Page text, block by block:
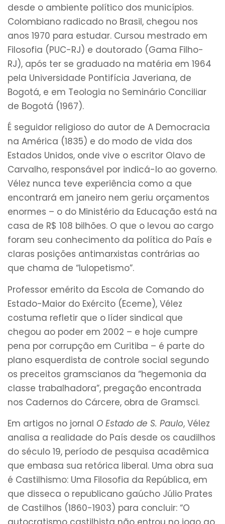
desde o ambiente político dos municípios.
Colombiano radicado no Brasil, chegou nos
anos 1970 para estudar. Cursou mestrado em
Filosofia (PUC-RJ) e doutorado (Gama Filho-
RJ), após ter se graduado na matéria em 1964
pela Universidade Pontifícia Javeriana, de
Bogotá, e em Teologia no Seminário Conciliar
de Bogotá (1967).
É seguidor religioso do autor de A Democracia
na América (1835) e do modo de vida dos
Estados Unidos, onde vive o escritor Olavo de
Carvalho, responsável por indicá-lo ao governo.
Vélez nunca teve experiência como a que
encontrará em janeiro nem geriu orçamentos
enormes – o do Ministério da Educação está na
casa de R$ 108 bilhões. O que o levou ao cargo
foram seu conhecimento da política do País e
claras posições antimarxistas contrárias ao
que chama de “lulopetismo”.
Professor emérito da Escola de Comando do
Estado-Maior do Exército (Eceme), Vélez
costuma refletir que o líder sindical que
chegou ao poder em 2002 – e hoje cumpre
pena por corrupção em Curitiba – é parte do
plano esquerdista de controle social segundo
os preceitos gramscianos da “hegemonia da
classe trabalhadora”, pregação encontrada
nos Cadernos do Cárcere, obra de Gramsci.
Em artigos no jornal O Estado de S. Paulo, Vélez
analisa a realidade do País desde os caudilhos
do século 19, período de pesquisa acadêmica
que embasa sua retórica liberal. Uma obra sua
é Castilhismo: Uma Filosofia da República, em
que disseca o republicano gaúcho Júlio Prates
de Castilhos (1860-1903) para concluir: “O